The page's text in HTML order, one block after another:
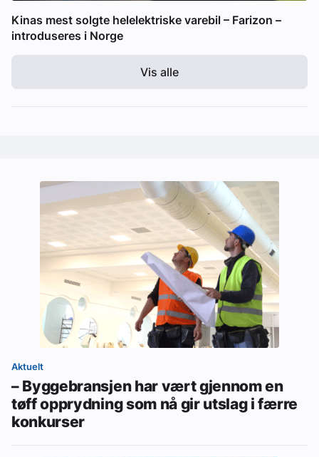
Kinas mest solgte helelektriske varebil – Farizon –
introduseres i Norge
Vis alle
Aktuelt
– Byggebransjen har vært gjennom en
tøff opprydning som nå gir utslag i færre
konkurser